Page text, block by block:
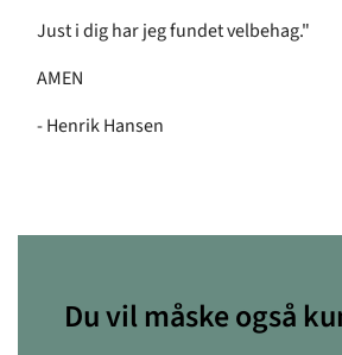
Just i dig har jeg fundet velbehag."
AMEN
- Henrik Hansen
Du vil måske også